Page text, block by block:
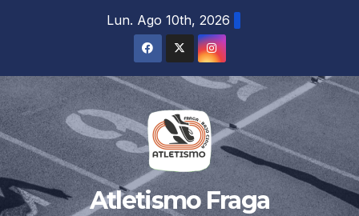
Lun. Ago 10th, 2026
Atletismo Fraga